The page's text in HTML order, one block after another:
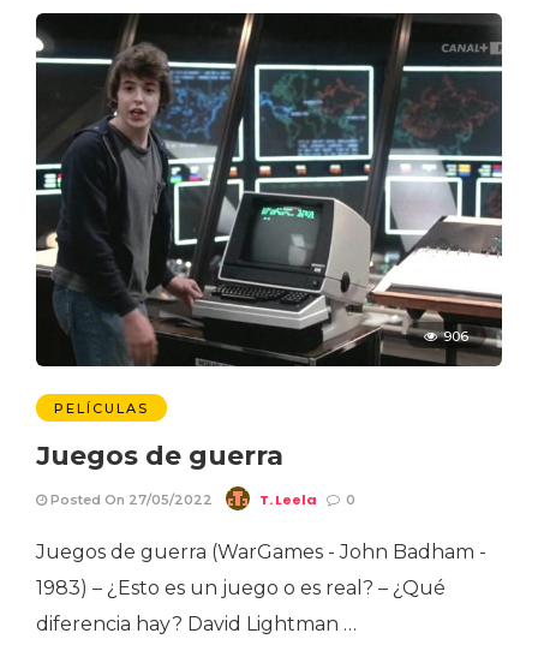
906
PELÍCULAS
Juegos de guerra
Posted On 27/05/2022 T. Leela 0
Juegos de guerra (WarGames - John Badham -
1983) – ¿Esto es un juego o es real? – ¿Qué
diferencia hay? David Lightman …